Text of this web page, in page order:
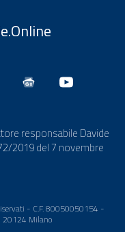
responsabile Davide
2019 del 7 novembre
- C.F. 80050050154 -
20124 Milano